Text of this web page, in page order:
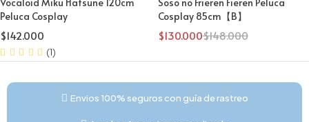
Peluca Cosplay
$142.000
(1)
Cosplay 85cm【B】
$148.000
$130.000
Envios 100% seguros con guía de rastreo